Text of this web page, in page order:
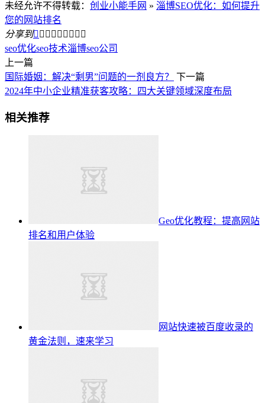
未经允许不得转载： 创业小能手网 » 淄博SEO优化：如何提升
您的网站排名
分享到        
seo优化seo技术淄博seo公司
上一篇
国际婚姻：解决“剩男”问题的一剂良方？
下一篇
2024年中小企业精准获客攻略：四大关键领域深度布局
相关推荐
Geo优化教程：提高网站
排名和用户体验
网站快速被百度收录的
黄金法则，速来学习